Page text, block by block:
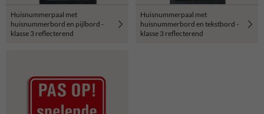
Huisnummerpaal met
huisnummerbord en pijlbord -
klasse 3 reflecterend
Huisnummerpaal met
huisnummerbord en tekstbord -
klasse 3 reflecterend